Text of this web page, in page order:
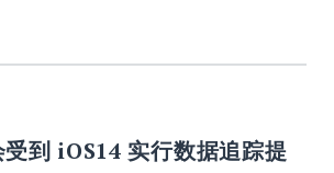
到 iOS14 实行数据追踪提